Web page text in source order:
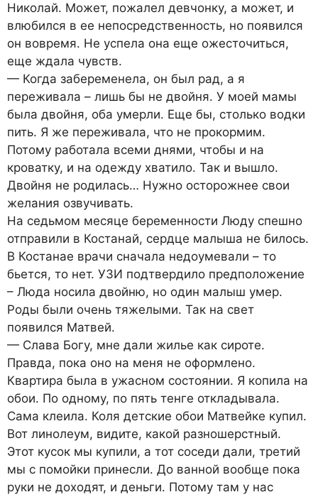
Николай. Может, пожалел девчонку, а может, и
влюбился в ее непосредственность, но появился
он вовремя. Не успела она еще ожесточиться,
еще ждала чувств.
— Когда забеременела, он был рад, а я
переживала – лишь бы не двойня. У моей мамы
была двойня, оба умерли. Еще бы, столько водки
пить. Я же переживала, что не прокормим.
Потому работала всеми днями, чтобы и на
кроватку, и на одежду хватило. Так и вышло.
Двойня не родилась… Нужно осторожнее свои
желания озвучивать.
На седьмом месяце беременности Люду спешно
отправили в Костанай, сердце малыша не билось.
В Костанае врачи сначала недоумевали – то
бьется, то нет. УЗИ подтвердило предположение
– Люда носила двойню, но один малыш умер.
Роды были очень тяжелыми. Так на свет
появился Матвей.
— Слава Богу, мне дали жилье как сироте.
Правда, пока оно на меня не оформлено.
Квартира была в ужасном состоянии. Я копила на
обои. По одному, по пять тенге откладывала.
Сама клеила. Коля детские обои Матвейке купил.
Вот линолеум, видите, какой разношерстный.
Этот кусок мы купили, а тот соседи дали, третий
мы с помойки принесли. До ванной вообще пока
руки не доходят, и деньги. Потому там у нас